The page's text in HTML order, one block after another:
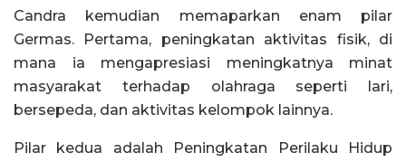
Candra kemudian memaparkan enam pilar
Germas. Pertama, peningkatan aktivitas fisik, di
mana ia mengapresiasi meningkatnya minat
masyarakat terhadap olahraga seperti lari,
bersepeda, dan aktivitas kelompok lainnya.
Pilar kedua adalah Peningkatan Perilaku Hidup